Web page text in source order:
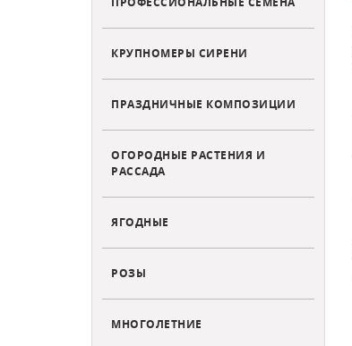
КРУПНОМЕРЫ СИРЕНИ
ПРАЗДНИЧНЫЕ КОМПОЗИЦИИ
ОГОРОДНЫЕ РАСТЕНИЯ И
РАССАДА
ЯГОДНЫЕ
РОЗЫ
МНОГОЛЕТНИЕ